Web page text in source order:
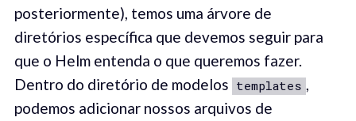
posteriormente), temos uma árvore de
diretórios específica que devemos seguir para
que o Helm entenda o que queremos fazer.
Dentro do diretório de modelos templates ,
podemos adicionar nossos arquivos de